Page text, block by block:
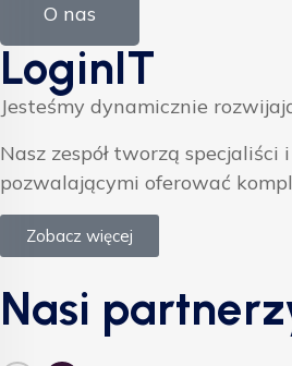
O nas
LoginIT
Jesteśmy dynamicznie
Nasz zespół tworzą
pozwalającymi oferować
Zobacz więcej
Nasi